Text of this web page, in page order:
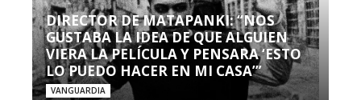
DIRECTOR DE MATAPANKI: “NOS
GUSTABA LA IDEA DE QUE ALGUIEN
VIERA LA PELÍCULA Y PENSARA ‘ESTO
LO PUEDO HACER EN MI CASA’”
VANGUARDIA